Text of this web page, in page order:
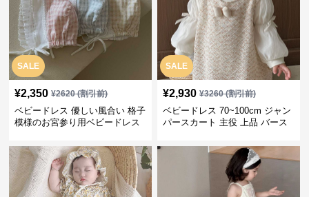
SALE
¥2,350 ¥2620(割引前)
ベビードレス 優しい風合い 格子
模様のお宮参り用ベビードレス
SALE
¥2,930 ¥3260(割引前)
ベビードレス 70~100cm ジャン
パースカート 主役 上品 バース
露目 秋冬春